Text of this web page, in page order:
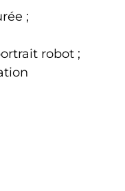
;
robot ;